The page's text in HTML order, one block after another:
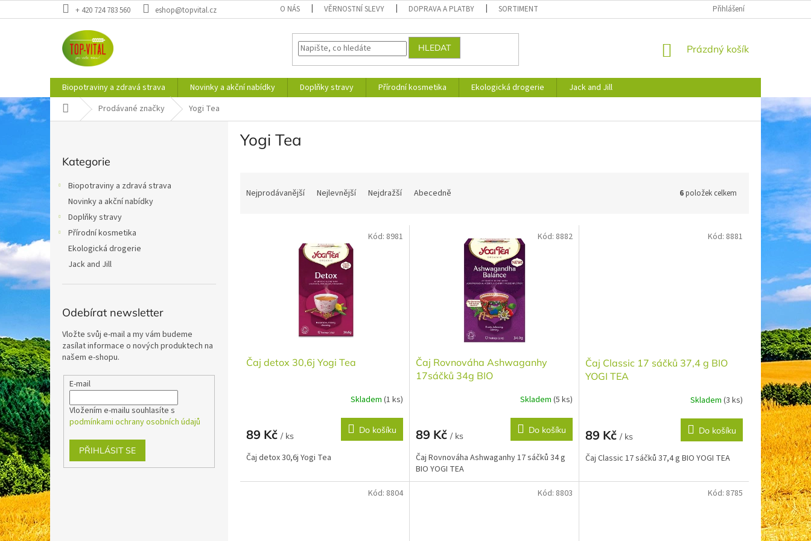
na
+ 420 724 783 560 eshop@topvital.cz O NÁS VĚRNOSTNÍ SLEVY DOPRAVA A PLATBY SORTIMENT OBCHODNÍ PODMÍNKY PODMÍNKY
Přihlášení
HLEDAT
NÁKUPNÍ
Prázdný košík
Biopotraviny a zdravá strava Novinky a akční nabídky Doplňky stravy Přírodní kosmetika Ekologická drogerie
Jack and Jill
Domů Prodávané značky Yogi Tea
n
p
a
e
kategorie
Kategorie
Biopotraviny a zdravá strava
Novinky a akční nabídky
Doplňky stravy
Přírodní kosmetika
Ekologická drogerie
Jack and Jill
Odebírat newsletter
Vložte svůj e-mail a my vám budeme
zasílat informace o nových produktech na
našem e-shopu.
E-mail
Vložením e-mailu souhlasíte s
podmínkami ochrany osobních údajů
PŘIHLÁSIT SE
Yogi Tea
aNejprodávanější Nejlevnější Nejdražší Abecedně 6položek celkem
Čaj detox 30,6j Yogi Tea
Skladem (1 ks)
89 Kč / ks
Do košíku
Čaj detox 30,6j Yogi Tea
Kód: 8981
Čaj Rovnováha Ashwaganhy
17sáčků 34g BIO
Skladem (5 ks)
89 Kč / ks
Do košíku
Čaj Rovnováha Ashwaganhy 17 sáčků 34 g
BIO YOGI TEA
Kód: 8882
Čaj Classic 17 sáčků 37,4 g BIO
YOGI TEA
Skladem (3 ks)
89 Kč / ks
Do košíku
Čaj Classic 17 sáčků 37,4 g BIO YOGI TEA
Kód: 8881
Kód: 8804 Kód: 8803 Kód: 8785